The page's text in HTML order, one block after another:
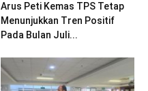
Arus Peti Kemas TPS Tetap
Menunjukkan Tren Positif
Pada Bulan Juli...